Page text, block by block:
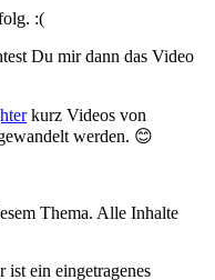
:(
Du mir dann das Video
kurz Videos von
werden. 😊
Thema. Alle Inhalte
ein eingetragenes